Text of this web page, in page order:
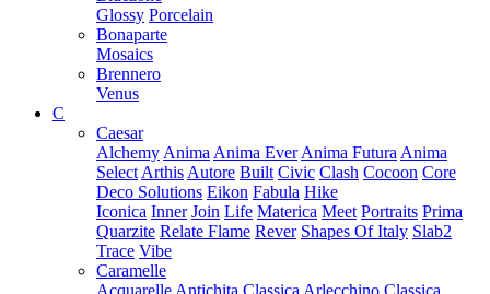
Glossy Porcelain
Bonaparte
Mosaics
Brennero
Venus
C
Caesar
Alchemy Anima Anima Ever Anima Futura Anima
Select Arthis Autore Built Civic Clash Cocoon Core
Deco Solutions Eikon Fabula Hike
Iconica Inner Join Life Materica Meet Portraits Prima
Quarzite Relate Flame Rever Shapes Of Italy Slab2
Trace Vibe
Caramelle